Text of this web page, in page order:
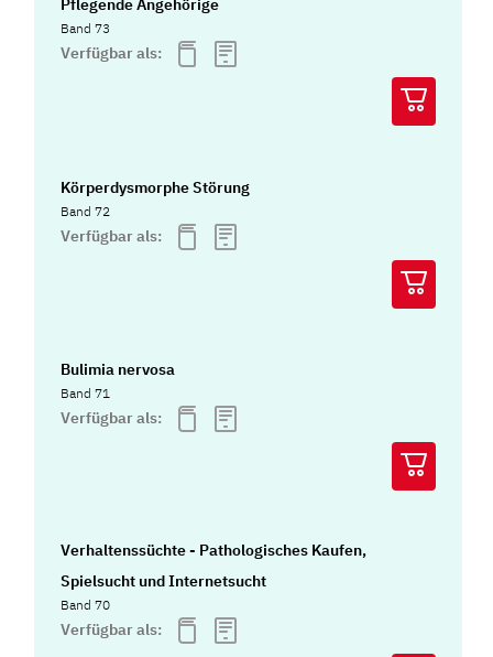
Pflegende Angehörige
Band 73
Verfügbar als:
Körperdysmorphe Störung
Band 72
Verfügbar als:
Bulimia nervosa
Band 71
Verfügbar als:
Verhaltenssüchte - Pathologisches Kaufen,
Spielsucht und Internetsucht
Band 70
Verfügbar als: